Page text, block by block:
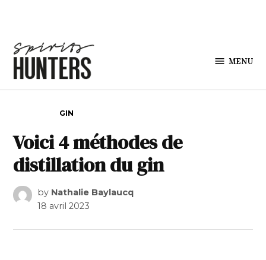
MENU
GIN
Voici 4 méthodes de
distillation du gin
by Nathalie Baylaucq
18 avril 2023